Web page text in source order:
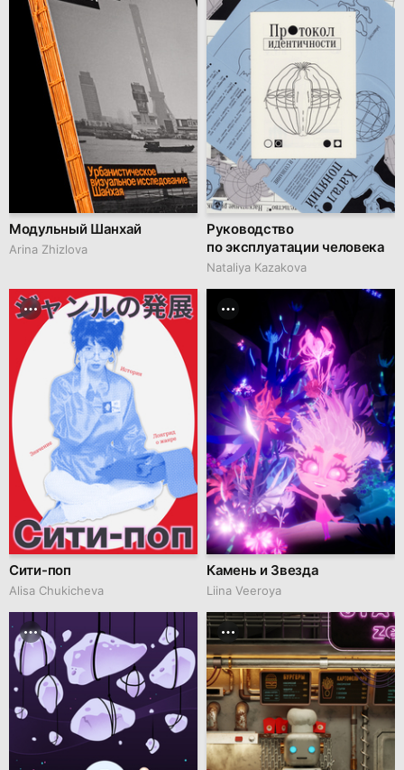
Модульный Шанхай
Arina Zhizlova
Руководство
по эксплуатации человека
Nataliya Kazakova
Сити-поп
Alisa Chukicheva
Камень и Звезда
Liina Veeroya